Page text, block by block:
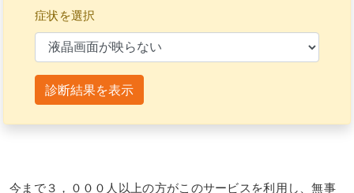
症状を選択
診断結果を表示
今まで３，０００人以上の方がこのサービスを利用し、無事